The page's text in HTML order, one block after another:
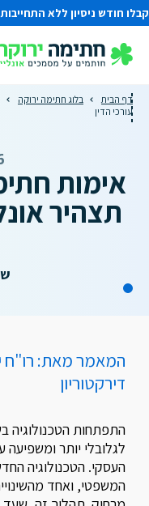
קבלו חודש ניסיון ללא התחייבות
דף הבית בלוג חתימה ירוקה
עורכי הדין
אימות
תצהיר
המאמר מאת: רו"ח
דירקטוריון
התפתחות הטכנולוגיה
לגלובלי יותר
העסקי. הטכנולוגיה
המשפטי, ואחד